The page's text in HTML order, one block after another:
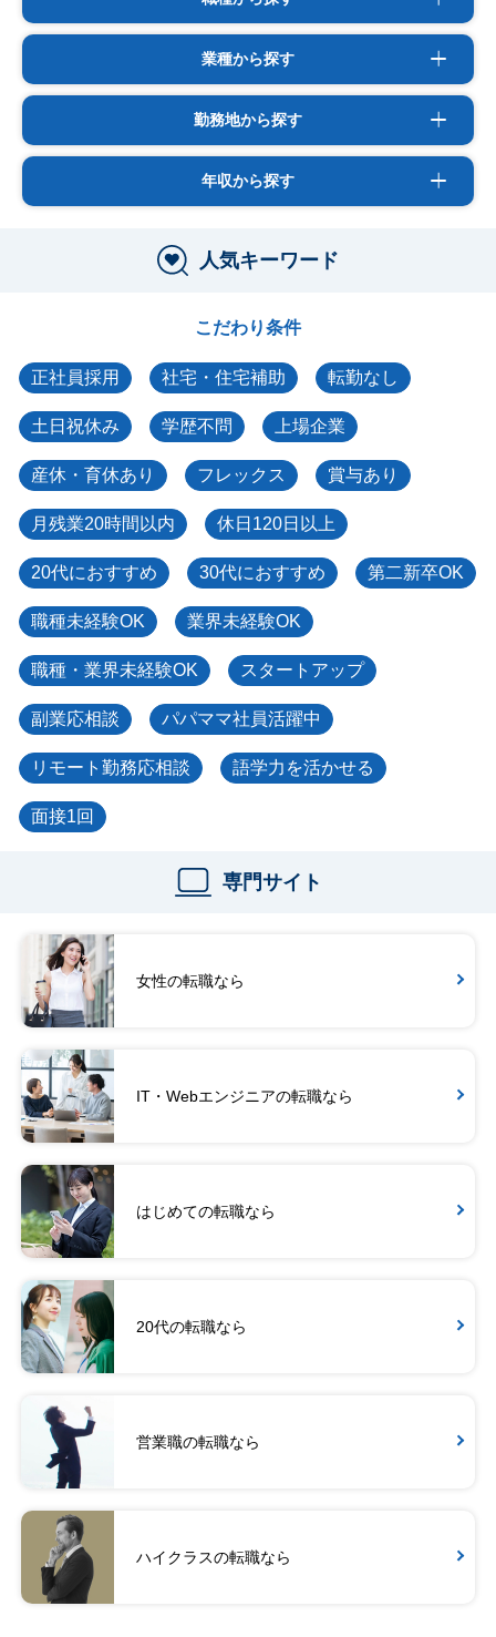
業種から探す
勤務地から探す
年収から探す
人気キーワード
こだわり条件
正社員採用 社宅・住宅補助 転勤なし
土日祝休み 学歴不問 上場企業
産休・育休あり フレックス 賞与あり
月残業20時間以内 休日120日以上
20代におすすめ 30代におすすめ 第二新卒OK
職種未経験OK 業界未経験OK
職種・業界未経験OK スタートアップ
副業応相談 パパママ社員活躍中
リモート勤務応相談 語学力を活かせる
面接1回
専門サイト
女性の転職なら
IT・Webエンジニアの転職なら
はじめての転職なら
20代の転職なら
営業職の転職なら
ハイクラスの転職なら